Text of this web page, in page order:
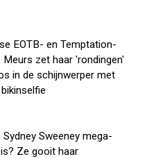
EOTB- en Temptation-
Meurs zet haar 'rondingen'
in de schijnwerper met
Sweeney mega-
Ze gooit haar